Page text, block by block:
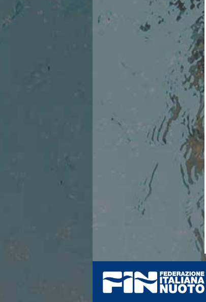
News
Flash News
Fondo
Eventi
Grand Prix
Risultati e Classifiche
Flash News
Albi d'oro - Primati
News
Flash News
Master